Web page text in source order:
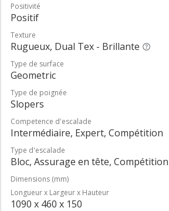
Positivité
Positif
Texture
Rugueux, Dual Tex - Brillante
Type de surface
Geometric
Type de poignée
Slopers
Competence d'escalade
Intermédiaire, Expert, Compétition
Type d'escalade
Bloc, Assurage en tête, Compétition
Dimensions (mm)
Longueur x Largeur x Hauteur
1090 x 460 x 150